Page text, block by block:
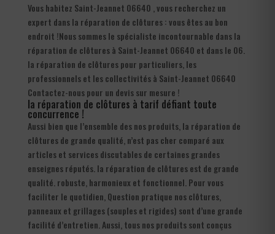
Vous habitez Saint-Jeannet 06640 , vous recherchez un
expert dans la réparation de clôtures : vous êtes au bon
endroit !Nous sommes le spécialiste incontournable dans la
réparation de clôtures à Saint-Jeannet 06640 et dans le 06.
la réparation de clôtures pour particuliers, les
professionnels et les collectivités à Saint-Jeannet 06640
Contactez-nous pour un devis sur mesure !
la réparation de clôtures à tarif défiant toute
concurrence !
Aussi bien que l’ensemble des nos produits, la réparation de
clôtures de grande qualité, n’est pas cher comparé aux
articles et services discutables de certaines grandes
enseignes réputés. la réparation de clôtures est de grande
qualité. robuste, harmonieux et fonctionnel. Pour vous
faciliter le quotidien, Question pratique nos clôtures,
panneaux et grillages (souples et rigides) sont d’une grande
facilité d’entretien. Aussi, tous nos produits sont conçus